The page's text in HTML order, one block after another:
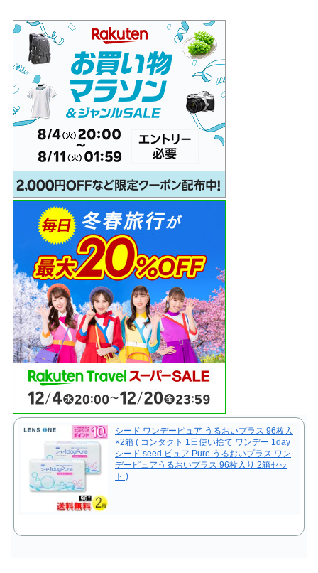
シード ワンデーピュア うるおいプラス 96枚入
×2箱 ( コンタクト 1日使い捨て ワンデー 1day
シード seed ピュア Pure うるおいプラス ワン
デーピュアうるおいプラス 96枚入り 2箱セッ
ト )